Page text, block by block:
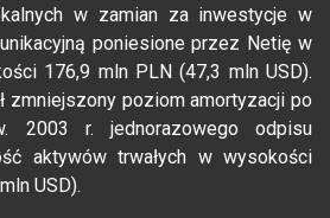
w zamian za inwestycje w
poniesione przez Netię w
176,9 mln PLN (47,3 mln USD).
zmniejszony poziom amortyzacji po
2003 r. jednorazowego odpisu
aktywów trwałych w wysokości
USD).